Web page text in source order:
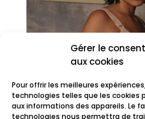
Gérer le
aux cookies
Pour offrir les meilleures
technologies telles que les cookies
aux informations des appareils. Le
technologies nous permettra de